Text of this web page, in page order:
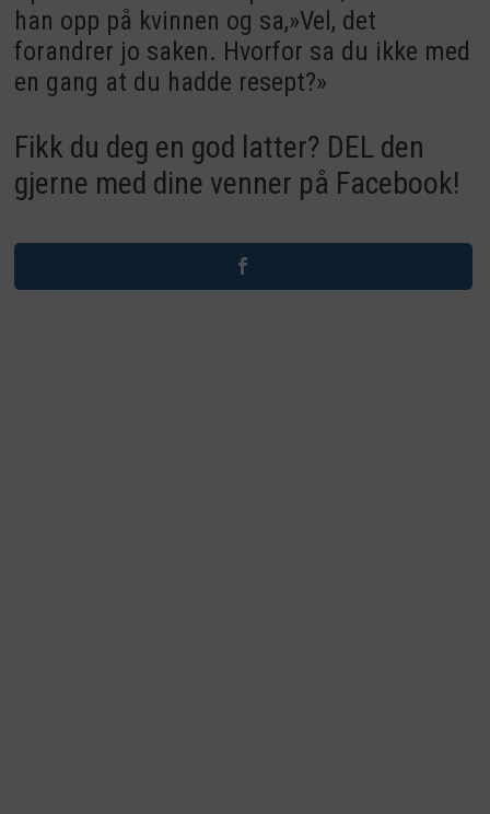
han opp på kvinnen og sa,»Vel, det
forandrer jo saken. Hvorfor sa du ikke med
en gang at du hadde resept?»
Fikk du deg en god latter? DEL den
gjerne med dine venner på Facebook!